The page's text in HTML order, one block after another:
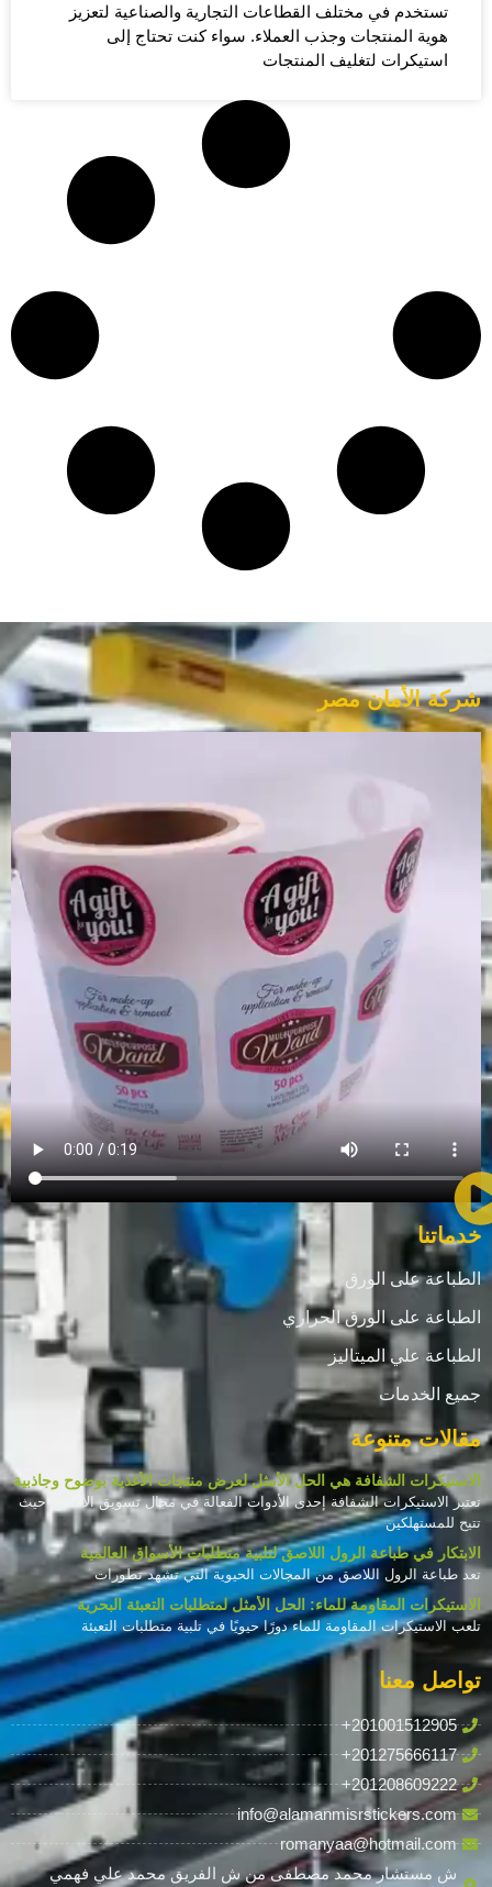
تستخدم في مختلف القطاعات التجارية والصناعية لتعزيز
هوية المنتجات وجذب العملاء. سواء كنت تحتاج إلى
استيكرات لتغليف المنتجات
شركة الأمان مصر
خدماتنا
الطباعة على الورق
الطباعة على الورق الحراري
الطباعة علي الميتاليز
جميع الخدمات
مقالات متنوعة
الاستيكرات الشفافة هي الحل الأمثل لعرض منتجات الأغذية بوضوح وجاذبية
تعتبر الاستيكرات الشفافة إحدى الأدوات الفعالة في مجال تسويق الأغذية، حيث
تتيح للمستهلكين
الابتكار في طباعة الرول اللاصق لتلبية متطلبات الأسواق العالمية
تعد طباعة الرول اللاصق من المجالات الحيوية التي تشهد تطورات
الاستيكرات المقاومة للماء: الحل الأمثل لمتطلبات التعبئة البحرية
تلعب الاستيكرات المقاومة للماء دورًا حيويًا في تلبية متطلبات التعبئة
تواصل معنا
+201001512905
+201275666117
+201208609222
info@alamanmisrstickers.com
romanyaa@hotmail.com
ش مستشار محمد مصطفى من ش الفريق محمد علي فهمي